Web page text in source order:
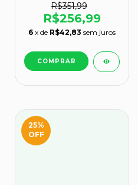
R$351,99
R$256,99
6 x de R$42,83 sem juros
25%
OFF